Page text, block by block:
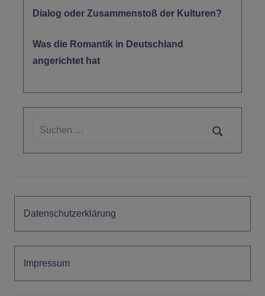
Dialog oder Zusammenstoß der Kulturen?
Was die Romantik in Deutschland
angerichtet hat
Suchen
Datenschutzerklärung
Impressum